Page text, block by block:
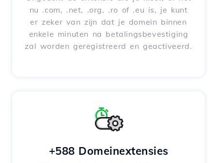
nu .com, .net, .org, .ro of .eu is, je kunt
er zeker van zijn dat je domein binnen
enkele minuten na betalingsbevestiging
zal worden geregistreerd en geactiveerd.
+588 Domeinextensies